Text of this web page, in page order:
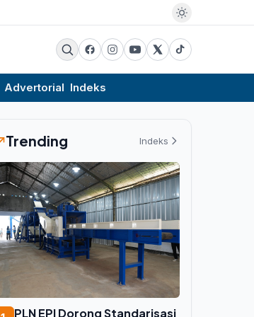
Advertorial Indeks
Trending Indeks
PLN EPI Dorong Standarisasi